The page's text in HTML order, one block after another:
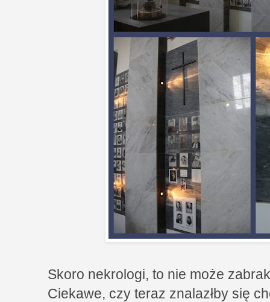
Skoro nekrologi, to nie może
Ciekawe, czy teraz znalazłby się